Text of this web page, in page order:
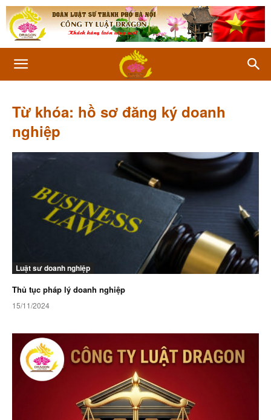
Từ khóa: hồ sơ đăng ký doanh
nghiệp
Luật sư doanh nghiệp
Thủ tục pháp lý doanh nghiệp
15/11/2024